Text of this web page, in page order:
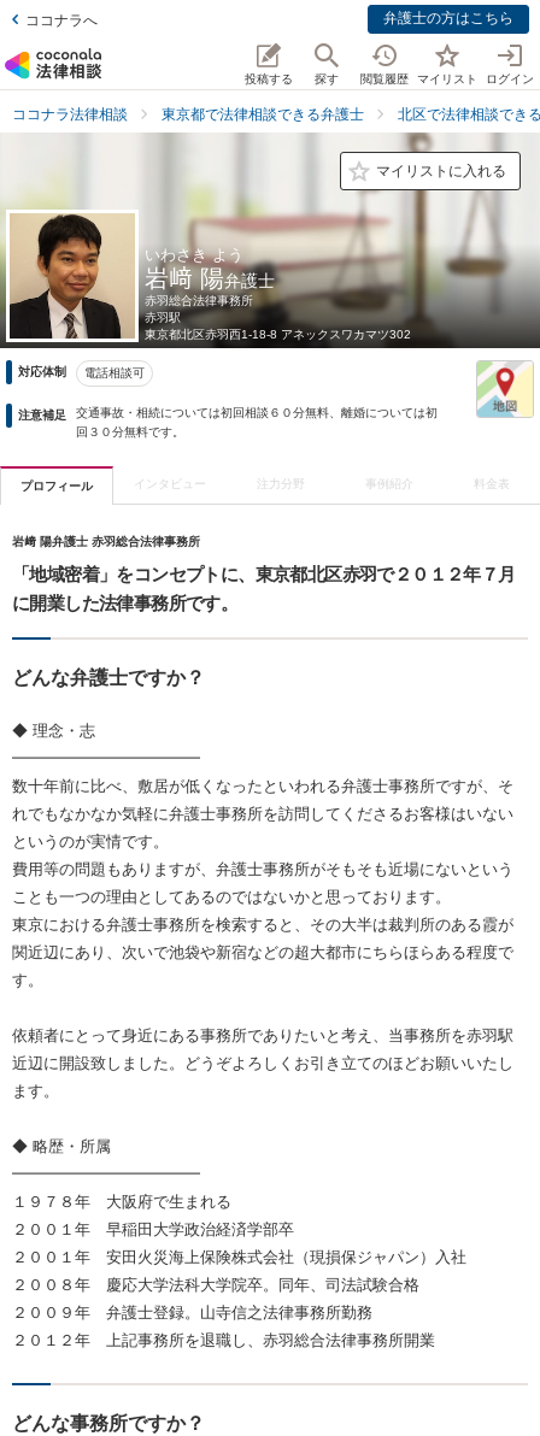
ココナラへ 弁護士の方はこちら
投稿する 探す 閲覧履歴 マイリスト ログイン
ココナラ法律相談 東京都で法律相談できる弁護士 北区で法律相談でき
マイリストに入れる
いわさき よう
岩﨑 陽弁護士
赤羽総合法律事務所
赤羽駅
東京都北区赤羽西1-18-8 アネックスワカマツ302
対応体制 電話相談可
注意補足
交通事故・相続については初回相談６０分無料、離婚については初
回３０分無料です。
プロフィール インタビュー 注力分野 事例紹介 料金表
岩﨑 陽弁護士 赤羽総合法律事務所
「地域密着」をコンセプトに、東京都北区赤羽で２０１２年７月
に開業した法律事務所です。
どんな弁護士ですか？
◆ 理念・志
━━━━━━━━━━━━
数十年前に比べ、敷居が低くなったといわれる弁護士事務所ですが、そ
れでもなかなか気軽に弁護士事務所を訪問してくださるお客様はいない
というのが実情です。
費用等の問題もありますが、弁護士事務所がそもそも近場にないという
ことも一つの理由としてあるのではないかと思っております。
東京における弁護士事務所を検索すると、その大半は裁判所のある霞が
関近辺にあり、次いで池袋や新宿などの超大都市にちらほらある程度で
す。
依頼者にとって身近にある事務所でありたいと考え、当事務所を赤羽駅
近辺に開設致しました。どうぞよろしくお引き立てのほどお願いいたし
ます。
◆ 略歴・所属
━━━━━━━━━━━━
１９７８年 大阪府で生まれる
２００１年 早稲田大学政治経済学部卒
２００１年 安田火災海上保険株式会社（現損保ジャパン）入社
２００８年 慶応大学法科大学院卒。同年、司法試験合格
２００９年 弁護士登録。山寺信之法律事務所勤務
２０１２年 上記事務所を退職し、赤羽総合法律事務所開業
どんな事務所ですか？